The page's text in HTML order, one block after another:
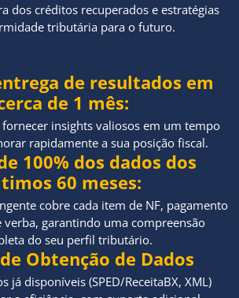
dos créditos recuperados e estratégias
tributária para o futuro.
de resultados em
de 1 mês:
fornecer insights valiosos em um tempo
rapidamente a sua posição fiscal.
100% dos dados dos
60 meses:
cobre cada item de NF, pagamento
verba, garantindo uma compreensão
do seu perfil tributário.
Obtenção de Dados
já disponíveis (SPED/ReceitaBX, XML)